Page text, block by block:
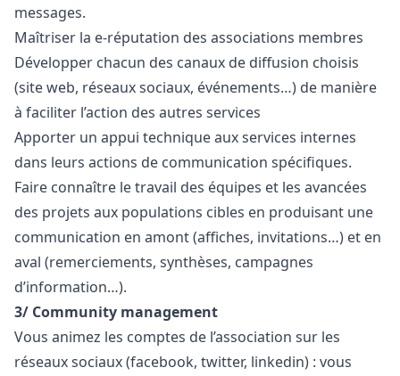
messages.
Maîtriser la e-réputation des associations membres
Développer chacun des canaux de diffusion choisis
(site web, réseaux sociaux, événements…) de manière
à faciliter l’action des autres services
Apporter un appui technique aux services internes
dans leurs actions de communication spécifiques.
Faire connaître le travail des équipes et les avancées
des projets aux populations cibles en produisant une
communication en amont (affiches, invitations…) et en
aval (remerciements, synthèses, campagnes
d’information…).
3/ Community management
Vous animez les comptes de l’association sur les
réseaux sociaux (facebook, twitter, linkedin) : vous